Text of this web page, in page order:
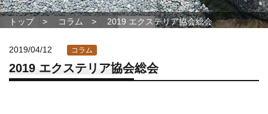
トップ コラム 2019 エクステリア協会総会
2019/04/12 コラム
2019 エクステリア協会総会